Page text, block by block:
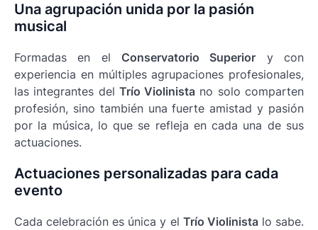
Una agrupación unida por la pasión
musical
Formadas en el Conservatorio Superior y con
experiencia en múltiples agrupaciones profesionales,
las integrantes del Trío Violinista no solo comparten
profesión, sino también una fuerte amistad y pasión
por la música, lo que se refleja en cada una de sus
actuaciones.
Actuaciones personalizadas para cada
evento
Cada celebración es única y el Trío Violinistalo sabe.